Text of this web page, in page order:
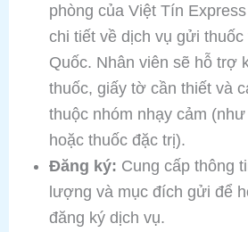
phòng của Việt Tín
chi tiết về dịch vụ gửi thuốc
Quốc. Nhân viên sẽ hỗ trợ
thuốc, giấy tờ cần thiết và
thuộc nhóm nhạy cảm
hoặc thuốc đặc trị).
Đăng ký: Cung cấp thông
lượng và mục đích gửi để
đăng ký dịch vụ.